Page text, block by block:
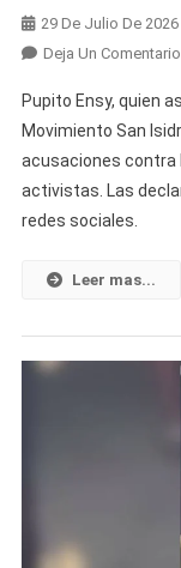
29 De Julio De 2026
Deja Un Comentario
Pupito Ensy, quien
Movimiento San
acusaciones contra
activistas. Las
redes sociales.
Leer mas...